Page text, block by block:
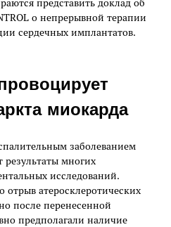
представить доклад об
о непрерывной терапии
сердечных имплантатов.
миокарда
заболеванием
результаты многих
исследований.
отрыв атеросклеротических
после перенесенной
предполагали наличие